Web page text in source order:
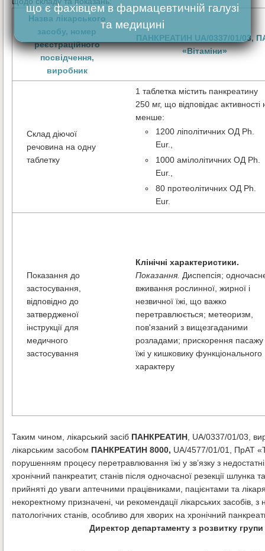
Назва лікарського
засобу, номер
реєстраційного
посвідчення,
виробник
ПАНКРЕАТИН UA/0337/01/03,
«Вітаміни»
Склад діючої
речовина на одну
таблетку
1 таблетка містить панкреатину
250 мг, що відповідає активності
менше:
1200 ліполітичних ОД Ph.
Eur.,
1000 амілолітичних ОД Ph.
Eur.,
80 протеолітичних ОД Ph.
Eur.
Показання до
застосування,
відповідно до
затвердженої
інструкції для
медичного
застосування
Клінічні характеристики.
Показання. Диспепсія;
вживання рослинної, жирної і
незвичної їжі, що важко
перетравлюється; метеоризм,
пов'язаний з вищезгаданими
розладами; прискорення пасажу
їжі у кишковику функціонального
характеру
Таким чином, лікарський засіб ПАНКРЕАТИН , UA/0337/01/03,
лікарським засобом ПАНКРЕАТИН 8000, UA/4577/01/01, ПрАТ
порушенням процесу перетравлювання їжі у зв’язку з
хронічний панкреатит, станів після одночасної резекції
прийняті до уваги аптечними працівниками, пацієнтами та
некоректному призначені, чи рекомендації лікарських
патологічних станів, особливо для хворих на хронічний
Директор департаменту з розвитку
що є фахівцем в фармацевтичній галузі
та медицині